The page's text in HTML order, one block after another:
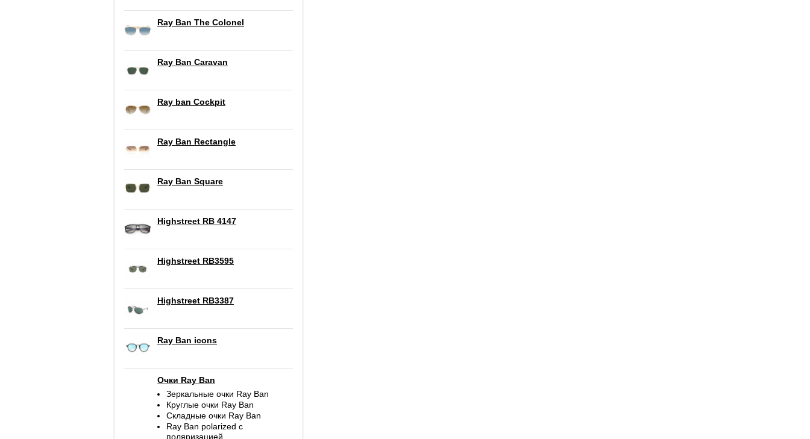
Ray Ban The Colonel
Ray Ban Caravan
Ray ban Cockpit
Ray Ban Rectangle
Ray Ban Square
Highstreet RB 4147
Highstreet RB3595
Highstreet RB3387
Ray Ban icons
Очки Ray Ban
Зеркальные очки Ray Ban
Круглые очки Ray Ban
Складные очки Ray Ban
Ray Ban polarized c
поляризацией